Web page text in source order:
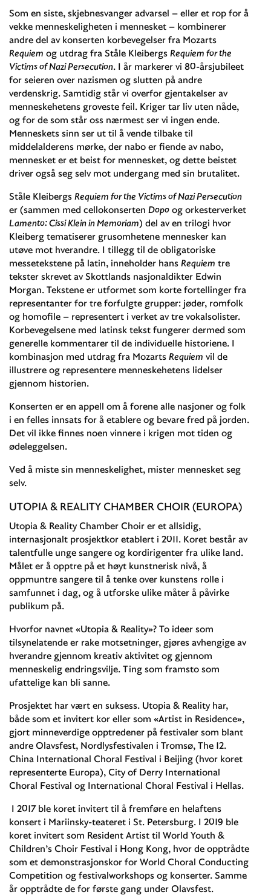
Som en siste, skjebnesvanger advarsel – eller et rop for å
vekke menneskeligheten i mennesket – kombinerer
andre del av konserten korbevegelser fra Mozarts
Requiem og utdrag fra Ståle Kleibergs Requiem for the
Victims of Nazi Persecution. I år markerer vi 80-årsjubileet
for seieren over nazismen og slutten på andre
verdenskrig. Samtidig står vi overfor gjentakelser av
menneskehetens groveste feil. Kriger tar liv uten nåde,
og for de som står oss nærmest ser vi ingen ende.
Menneskets sinn ser ut til å vende tilbake til
middelalderens mørke, der nabo er fiende av nabo,
mennesket er et beist for mennesket, og dette beistet
driver også seg selv mot undergang med sin brutalitet.
Ståle Kleibergs Requiem for the Victims of Nazi Persecution
er (sammen med cellokonserten Dopo og orkesterverket
Lamento: Cissi Klein in Memoriam) del av en trilogi hvor
Kleiberg tematiserer grusomhetene mennesker kan
utøve mot hverandre. I tillegg til de obligatoriske
messetekstene på latin, inneholder hans Requiem tre
tekster skrevet av Skottlands nasjonaldikter Edwin
Morgan. Tekstene er utformet som korte fortellinger fra
representanter for tre forfulgte grupper: jøder, romfolk
og homofile – representert i verket av tre vokalsolister.
Korbevegelsene med latinsk tekst fungerer dermed som
generelle kommentarer til de individuelle historiene. I
kombinasjon med utdrag fra Mozarts Requiem vil de
illustrere og representere menneskehetens lidelser
gjennom historien.
Konserten er en appell om å forene alle nasjoner og folk
i en felles innsats for å etablere og bevare fred på jorden.
Det vil ikke finnes noen vinnere i krigen mot tiden og
ødeleggelsen.
Ved å miste sin menneskelighet, mister mennesket seg
selv.
UTOPIA & REALITY CHAMBER CHOIR (EUROPA)
Utopia & Reality Chamber Choir er et allsidig,
internasjonalt prosjektkor etablert i 2011. Koret består av
talentfulle unge sangere og kordirigenter fra ulike land.
Målet er å opptre på et høyt kunstnerisk nivå, å
oppmuntre sangere til å tenke over kunstens rolle i
samfunnet i dag, og å utforske ulike måter å påvirke
publikum på.
Hvorfor navnet «Utopia & Reality»? To ideer som
tilsynelatende er rake motsetninger, gjøres avhengige av
hverandre gjennom kreativ aktivitet og gjennom
menneskelig endringsvilje. Ting som framsto som
ufattelige kan bli sanne.
Prosjektet har vært en suksess. Utopia & Reality har,
både som et invitert kor eller som «Artist in Residence»,
gjort minneverdige opptredener på festivaler som blant
andre Olavsfest, Nordlysfestivalen i Tromsø, The 12.
China International Choral Festival i Beijing (hvor koret
representerte Europa), City of Derry International
Choral Festival og International Choral Festival i Hellas.
I 2017 ble koret invitert til å fremføre en helaftens
konsert i Mariinsky-teateret i St. Petersburg. I 2019 ble
koret invitert som Resident Artist til World Youth &
Children’s Choir Festival i Hong Kong, hvor de opptrådte
som et demonstrasjonskor for World Choral Conducting
Competition og festivalworkshops og konserter. Samme
år opptrådte de for første gang under Olavsfest.